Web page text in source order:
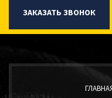
ЗАКАЗАТЬ ЗВОНОК